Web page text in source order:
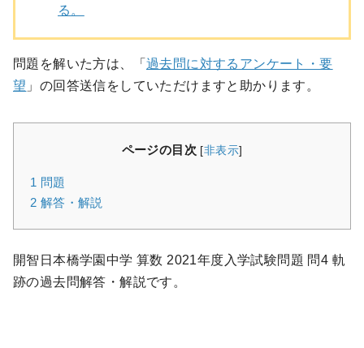
る。
問題を解いた方は、「 過去問に対するアンケート・要
望 」の回答送信をしていただけますと助かります。
ページの目次 [非表示]
1 問題
2 解答・解説
開智日本橋学園中学 算数 2021年度入学試験問題 問4 軌
跡の過去問解答・解説です。